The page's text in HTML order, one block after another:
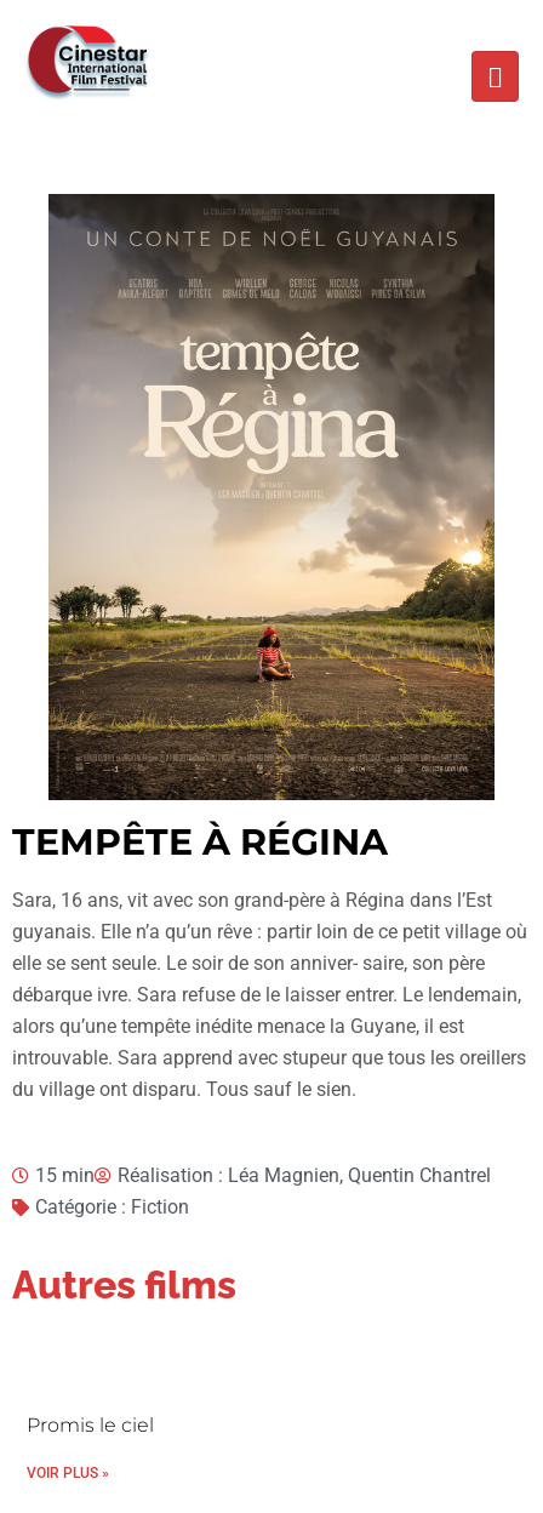
TEMPÊTE À RÉGINA
Sara, 16 ans, vit avec son grand-père à Régina dans l’Est
guyanais. Elle n’a qu’un rêve : partir loin de ce petit village où
elle se sent seule. Le soir de son anniver- saire, son père
débarque ivre. Sara refuse de le laisser entrer. Le lendemain,
alors qu’une tempête inédite menace la Guyane, il est
introuvable. Sara apprend avec stupeur que tous les oreillers
du village ont disparu. Tous sauf le sien.
15 min
Réalisation : Léa Magnien, Quentin Chantrel
Catégorie : Fiction
Autres films
Promis le ciel
VOIR PLUS »